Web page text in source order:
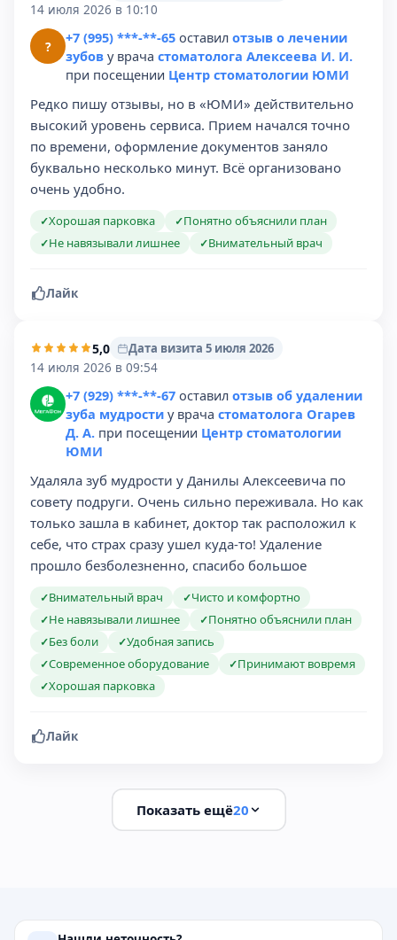
14 июля 2026 в 10:10
? +7 (995) ***-**-65 оставил отзыв о лечении
зубов у врача стоматолога Алексеева И. И.
при посещении Центр стоматологии ЮМИ
Редко пишу отзывы, но в «ЮМИ» действительно
высокий уровень сервиса. Прием начался точно
по времени, оформление документов заняло
буквально несколько минут. Всё организовано
очень удобно.
✓Хорошая парковка ✓Понятно объяснили план
✓Не навязывали лишнее ✓Внимательный врач
Лайк
5,0
Дата визита 5 июля 2026
14 июля 2026 в 09:54
+7 (929) ***-**-67 оставил отзыв об удалении
зуба мудрости у врача стоматолога Огарев
Д. А. при посещении Центр стоматологии
ЮМИ
Удаляла зуб мудрости у Данилы Алексеевича по
совету подруги. Очень сильно переживала. Но как
только зашла в кабинет, доктор так расположил к
себе, что страх сразу ушел куда-то! Удаление
прошло безболезненно, спасибо большое ️
✓Внимательный врач ✓Чисто и комфортно
✓Не навязывали лишнее ✓Понятно объяснили план
✓Без боли ✓Удобная запись
✓Современное оборудование ✓Принимают вовремя
✓Хорошая парковка
Лайк
Показать ещё20